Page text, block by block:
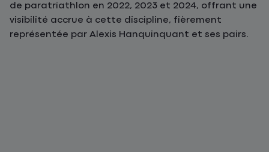
de paratriathlon en 2022, 2023 et 2024, offrant une
visibilité accrue à cette discipline, fièrement
représentée par Alexis Hanquinquant et ses pairs.